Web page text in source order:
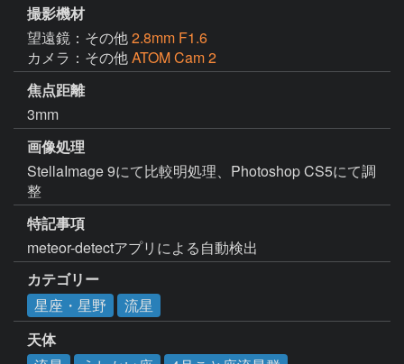
撮影機材
望遠鏡：その他2.8mm F1.6
カメラ：その他ATOM Cam 2
焦点距離
3mm
画像処理
StellaImage 9にて比較明処理、Photoshop CS5にて調
整
特記事項
meteor-detectアプリによる自動検出
カテゴリー
星座・星野
流星
天体